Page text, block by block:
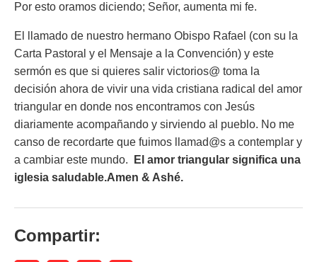
Por esto oramos diciendo; Señor, aumenta mi fe.
El llamado de nuestro hermano Obispo Rafael (con su la
Carta Pastoral y el Mensaje a la Convención) y este
sermón es que si quieres salir victorios@ toma la
decisión ahora de vivir una vida cristiana radical del amor
triangular en donde nos encontramos con Jesús
diariamente acompañando y sirviendo al pueblo. No me
canso de recordarte que fuimos llamad@s a contemplar y
a cambiar este mundo.
El amor triangular significa una
iglesia saludable.Amen & Ashé.
Compartir: